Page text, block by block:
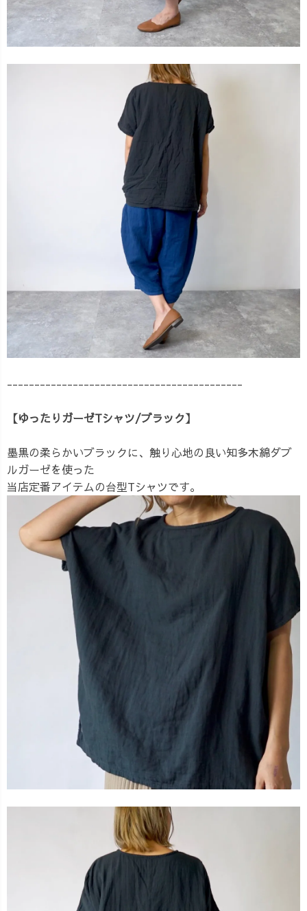
-------------------------------------------
【ゆったりガーゼTシャツ/ブラック】
墨黒の柔らかいブラックに、触り心地の良い知多木綿ダブ
ルガーゼを使った
当店定番アイテムの台型Tシャツです。